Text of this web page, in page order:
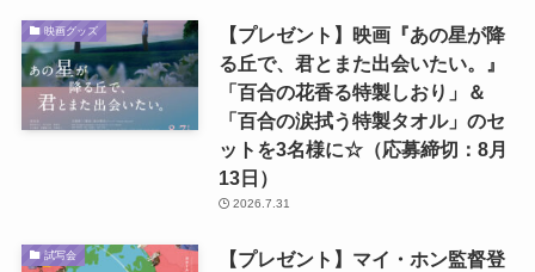
映画グッズ
【プレゼント】映画『あの星が降
る丘で、君とまた出会いたい。』
「百合の花香る特製しおり」＆
「百合の涙拭う特製タオル」のセ
ットを3名様に☆（応募締切：8月
13日）
2026.7.31
試写会
【プレゼント】マイ・ホン監督登